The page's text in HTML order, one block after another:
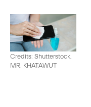
Credits: Shutterstock,
MR. KHATAWUT